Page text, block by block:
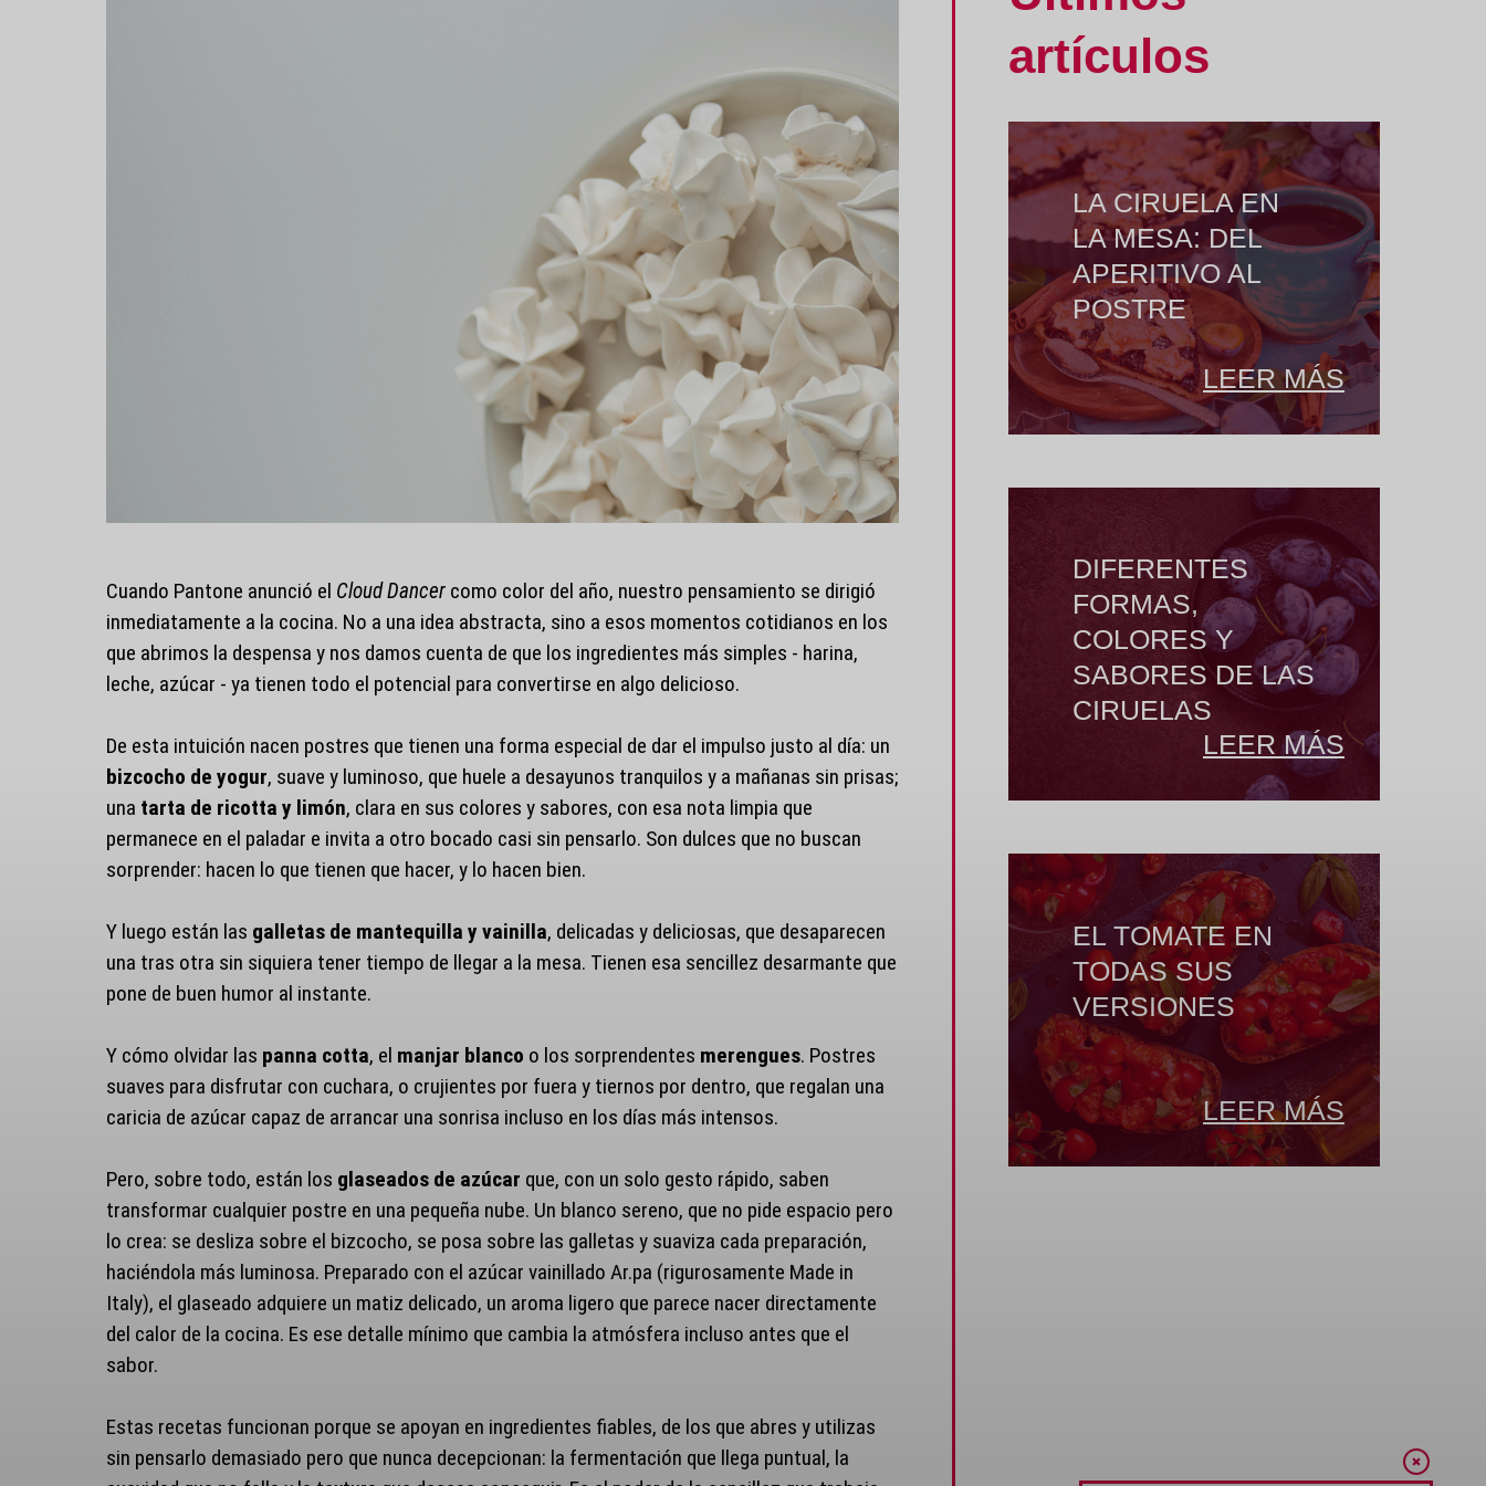
Cuando Pantone anunció el Cloud Dancer como color del año, nuestro pensamiento se dirigió
inmediatamente a la cocina. No a una idea abstracta, sino a esos momentos cotidianos en los
que abrimos la despensa y nos damos cuenta de que los ingredientes más simples - harina,
leche, azúcar - ya tienen todo el potencial para convertirse en algo delicioso.
De esta intuición nacen postres que tienen una forma especial de dar el impulso justo al día: un
bizcocho de yogur, suave y luminoso, que huele a desayunos tranquilos y a mañanas sin prisas;
una tarta de ricotta y limón, clara en sus colores y sabores, con esa nota limpia que
permanece en el paladar e invita a otro bocado casi sin pensarlo. Son dulces que no buscan
sorprender: hacen lo que tienen que hacer, y lo hacen bien.
Y luego están las galletas de mantequilla y vainilla, delicadas y deliciosas, que desaparecen
una tras otra sin siquiera tener tiempo de llegar a la mesa. Tienen esa sencillez desarmante que
pone de buen humor al instante.
Y cómo olvidar las panna cotta, el manjar blanco o los sorprendentes merengues. Postres
suaves para disfrutar con cuchara, o crujientes por fuera y tiernos por dentro, que regalan una
caricia de azúcar capaz de arrancar una sonrisa incluso en los días más intensos.
Pero, sobre todo, están los glaseados de azúcar que, con un solo gesto rápido, saben
transformar cualquier postre en una pequeña nube. Un blanco sereno, que no pide espacio pero
lo crea: se desliza sobre el bizcocho, se posa sobre las galletas y suaviza cada preparación,
haciéndola más luminosa. Preparado con el azúcar vainillado Ar.pa (rigurosamente Made in
Italy), el glaseado adquiere un matiz delicado, un aroma ligero que parece nacer directamente
del calor de la cocina. Es ese detalle mínimo que cambia la atmósfera incluso antes que el
sabor.
Estas recetas funcionan porque se apoyan en ingredientes fiables, de los que abres y utilizas
sin pensarlo demasiado pero que nunca decepcionan: la fermentación que llega puntual, la
artículos
LA CIRUELA EN
LA MESA: DEL
APERITIVO AL
POSTRE
LEER MÁS
DIFERENTES
FORMAS,
COLORES Y
SABORES DE LAS
CIRUELAS
LEER MÁS
EL TOMATE EN
TODAS SUS
VERSIONES
LEER MÁS